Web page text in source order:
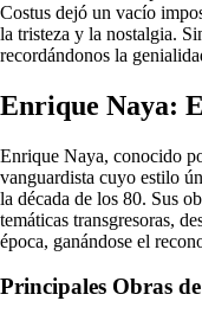
Costus dejó un vacío
la tristeza y la nostalgia.
recordándonos la
Enrique Naya:
Enrique Naya, conocido
vanguardista cuyo estilo
la década de los 80. Sus
temáticas transgresoras,
época, ganándose el
Principales Obras